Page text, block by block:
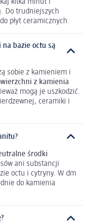
kilka minut i
Do trudniejszych
płyt ceramicznych.
na bazie octu są
sobie z kamieniem i
z kamienia
mogą je uszkodzić.
ceramiki i
środki
ani substancji
octu i cytryny. W dm
do kamienia